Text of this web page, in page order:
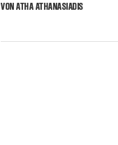
VON ATHA ATHANASIADIS